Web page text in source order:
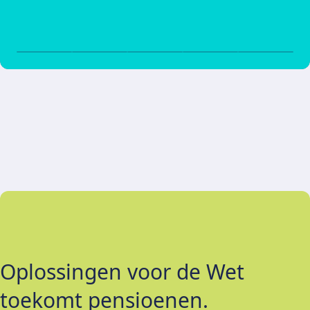
Oplossingen voor de Wet
toekomt pensioenen.